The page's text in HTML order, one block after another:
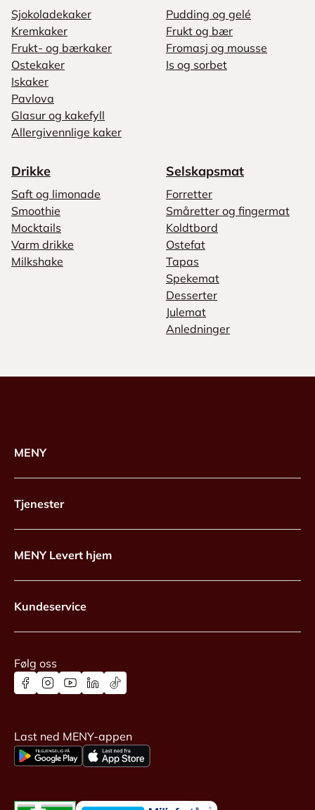
Sjokoladekaker
Kremkaker
Frukt- og bærkaker
Ostekaker
Iskaker
Pavlova
Glasur og kakefyll
Allergivennlige kaker
Pudding og gelé
Frukt og bær
Fromasj og mousse
Is og sorbet
Drikke
Saft og limonade
Smoothie
Mocktails
Varm drikke
Milkshake
Selskapsmat
Forretter
Småretter og fingermat
Koldtbord
Ostefat
Tapas
Spekemat
Desserter
Julemat
Anledninger
MENY
Tjenester
MENY Levert hjem
Kundeservice
Følg oss
Last ned MENY-appen